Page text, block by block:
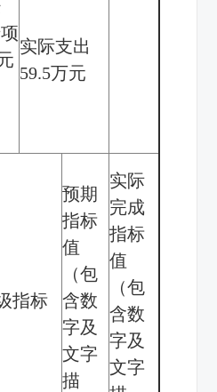
实际支出
59.5万元
指标
预期
指标
值
（包
含数
字及
文字
描
实际
完成
指标
值
（包
含数
字及
文字